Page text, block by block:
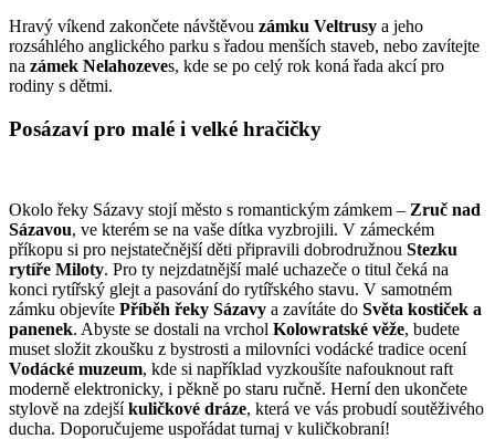
Hravý víkend zakončete návštěvou zámku Veltrusy a jeho
rozsáhlého anglického parku s řadou menších staveb, nebo zavítejte
na zámek Nelahozeves, kde se po celý rok koná řada akcí pro
rodiny s dětmi.
Posázaví pro malé i velké hračičky
Okolo řeky Sázavy stojí město s romantickým zámkem – Zruč nad
Sázavou, ve kterém se na vaše dítka vyzbrojili. V zámeckém
příkopu si pro nejstatečnější děti připravili dobrodružnou Stezku
rytíře Miloty. Pro ty nejzdatnější malé uchazeče o titul čeká na
konci rytířský glejt a pasování do rytířského stavu. V samotném
zámku objevíte Příběh řeky Sázavy a zavítáte do Světa kostiček a
panenek. Abyste se dostali na vrchol Kolowratské věže, budete
muset složit zkoušku z bystrosti a milovníci vodácké tradice ocení
Vodácké muzeum, kde si například vyzkoušíte nafouknout raft
moderně elektronicky, i pěkně po staru ručně. Herní den ukončete
stylově na zdejšíkuličkové dráze, která ve vás probudí soutěživého
ducha. Doporučujeme uspořádat turnaj v kuličkobraní!